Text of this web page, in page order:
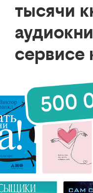
тысячи
сервисе